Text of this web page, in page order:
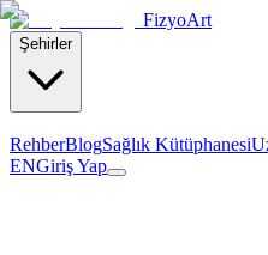
FizyoArt
Şehirler
RehberBlogSağlık Kütüphanesi
ENGiriş Yap